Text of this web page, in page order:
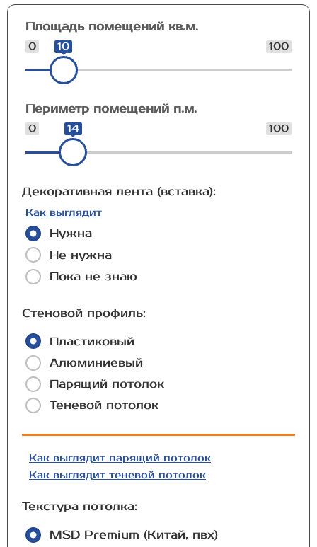
Площадь помещений кв.м.
0 100
10
Периметр помещений п.м.
0 100
14
Декоративная лента (вставка):
Как выглядит
Нужна
Не нужна
Пока не знаю
Стеновой профиль:
Пластиковый
Алюминиевый
Парящий потолок
Теневой потолок
Как выглядит парящий потолок
Как выглядит теневой потолок
Текстура потолка:
MSD Premium (Китай, пвх)